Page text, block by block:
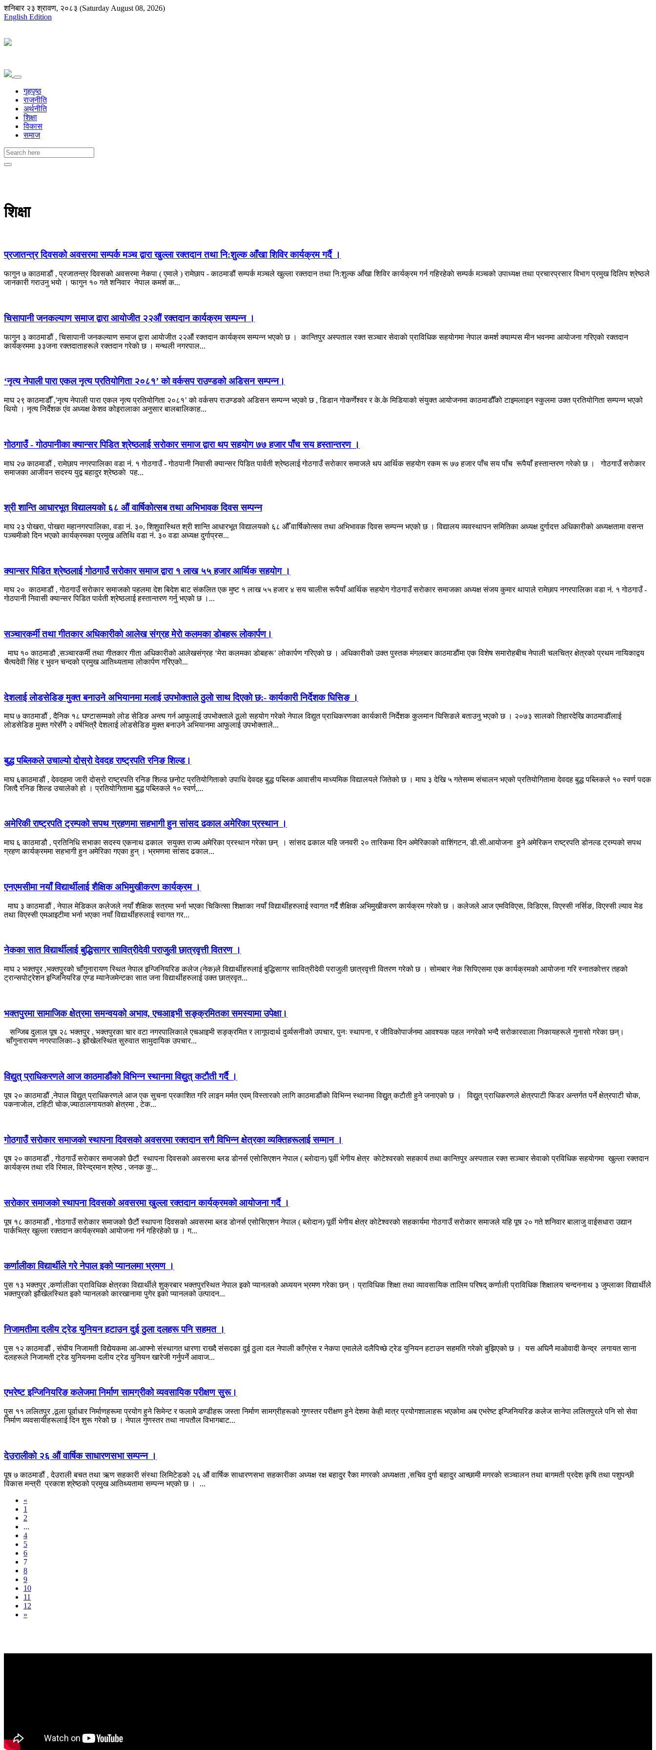
शनिबार २३ श्रावण, २०८३ (Saturday August 08, 2026)
English Edition
गृहपृष्ठ
राजनीति
अर्थनीति
शिक्षा
विकास
समाज
शिक्षा
प्रजातन्त्र दिवसको अवसरमा सम्पर्क मञ्च द्वारा खुल्ला रक्तदान तथा नि:शुल्क आँखा शिविर कार्यक्रम गर्दै ।
फागुन ७ काठमाडौं , प्रजातन्त्र दिवसको अवसरमा नेकपा ( एमाले ) रामेछाप - काठमाडौं सम्पर्क मञ्चले खुल्ला रक्तदान तथा नि:शुल्क आँखा शिविर कार्यक्रम गर्न गहिरहेकाे सम्पर्क मञ्चको उपाध्यक्ष तथा प्रचारप्रसार विभाग प्रमुख दिलिप श्रेष्ठले
जानकारी गराउनु भयाे । फागुन १० गते शनिवार नेपाल कमर्श क...
चिसापानी जनकल्याण समाज द्वारा आयाेजीत २२औं रक्तदान कार्यक्रम सम्पन्न ।
फागुन ३ काठमाडौं , चिसापानी जनकल्याण समाज द्वारा आयाेजीत २२औं रक्तदान कार्यक्रम सम्पन्न भएकाे छ । कान्तिपुर अस्पताल रक्त सञ्चार सेवाकाे प्राविधिक सहयाेगमा नेपाल कमर्श क्याम्पस मीन भवनमा आयाेजना गरिएकाे रक्तदान
कार्यक्रममा ३३जना रक्तदाताहरूले रक्तदान गरेकाे छ । मन्थली नगरपाल...
‘नृत्य नेपाली पारा एकल नृत्य प्रतियोगिता २०८१’ को वर्कसप राउण्डको अडिसन सम्पन्न।
माघ २९ काठमाडौँ ,'नृत्य नेपाली पारा एकल नृत्य प्रतियोगिता २०८१’ को वर्कसप राउण्डको अडिसन सम्पन्न भएको छ , डिडान गोकर्णेश्वर र के.के मिडियाको संयुक्त आयोजनमा काठमाडौँको टाइमलाइन स्कुलमा उक्त प्रतियोगिता सम्पन्न भएको
थियाे । नृत्य निर्देशक एंव अध्यक्ष केशव कोइरालाका अनुसार बालबालिकाह...
गाेठगाउँ - गाेठपानीका क्यान्सर पिडित श्रेष्ठलाई सराेकार समाज द्वारा थप सहयाेग ७७ हजार पाँच सय हस्तान्तरण ।
माघ २७ काठमाडौं , रामेछाप नगरपालिका वडा नं. १ गाेठगाउँ - गाेठपानी निवासी क्यान्सर पिडित पार्वती श्रेष्ठलाई गाेठगाउँ सराेकार समाजले थप आर्थिक सहयाेग रकम रू ७७ हजार पाँच सय पाँच रूपैयाँ हस्तान्तरण गरेकाे छ । गाेठगाउँ सराेकार
समाजका आजीवन सदस्य युद्व बहादुर श्रेष्ठकाे पह...
श्री शान्ति आधारभूत विद्यालयकाे ६८ औं वार्षिकोत्सब तथा अभिभावक दिवस सम्पन्न
माघ २३ पाेखरा, पोखरा महानगरपालिका, वडा नं. ३०, शिशुवास्थित श्री शान्ति आधारभूत विद्यालयको ६८ औँ वार्षिकोत्सव तथा अभिभावक दिवस सम्पन्न भएको छ । विद्यालय व्यवस्थापन समितिका अध्यक्ष दुर्गादत्त अधिकारीको अध्यक्षतामा वसन्त
पञ्चमीको दिन भएको कार्यक्रमका प्रमुख अतिथि वडा नं. ३० वडा अध्यक्ष दुर्गाप्रस...
क्यान्सर पिडित श्रेष्ठलाई गाेठगाउँ सराेकार समाज द्वारा १ लाख ५५ हजार आर्थिक सहयाेग ।
माघ २० काठमाडौं , गाेठगाउँ सराेकार समाजकाे पहलमा देश बिदेश बाट संकलित एक मुष्ट १ लाख ५५ हजार ४ सय चालीस रूपैयाँ आर्थिक सहयाेग गाेठगाउँ सराेकार समाजका अध्यक्ष संजय कुमार थापाले रामेछाप नगरपालिका वडा नं. १ गाेठगाउँ -
गाेठपानी निवासी क्यान्सर पिडित पार्वती श्रेष्ठलाई हस्तान्तरण गर्नु भएकाे छ ।...
सञ्चारकर्मी तथा गीतकार अधिकारीको आलेख संग्रह मेराे कलमका डाेबहरू लाेकार्पण।
माघ १० काठमाडौ ,सञ्चारकर्मी तथा गीतकार गीता अधिकारीको आलेखसंग्रह ‘मेरा कलमका डोबहरू’ लोकार्पण गरिएकाे छ । अधिकारीको उक्त पुस्तक मंगलबार काठमाडौंमा एक विशेष समारोहबीच नेपाली चलचित्र क्षेत्रको प्रथम नायिकाद्वय
चैत्यदेवी सिंह र भुवन चन्दको प्रमुख आतिथ्यतामा लोकार्पण गरिएको...
देशलाई लाेडसेडिङ मुक्त बनाउने अभियानमा मलाई उपभोक्ताले ठुलाे साथ दिएकाे छ:- कार्यकारी निर्देशक घिसिङ ।
माघ ७ काठमाडौं , दैनिक १८ घण्टासम्मको लोड सेडिङ अन्त्य गर्न आफुलाई उपभोक्ताले ठूलो सहयोग गरेको नेपाल विद्युत प्राधिकरणका कार्यकारी निर्देशक कुलमान घिसिङले बताउनु भएको छ । २०७३ सालको तिहारदेखि काठमाडौंलाई
लोडसेडिङ मुक्त गरेसँगै २ वर्षभित्रै देशलाई लोडसेडिङ मुक्त बनाउने अभियानमा आफुलाई उपभोक्ताले...
बुद्ध पब्लिकले उचाल्यो दोस्रो देवदह राष्ट्रपति रनिङ शिल्ड।
माघ ६काठमाडौं , देवदहमा जारी दोस्रो राष्ट्रपति रनिङ शिल्ड छनोट प्रतियोगिताको उपाधि देवदह बुद्ध पब्लिक आवासीय माध्यमिक विद्यालयले जितेको छ । माघ ३ देखि ५ गतेसम्म संचालन भएको प्रतियोगितामा देवदह बुद्ध पब्लिकले १० स्वर्ण पदक
जित्दै रनिङ शिल्ड उचालेको हो । प्रतियोगितामा बुद्ध पब्लिकले १० स्वर्ण,...
अमेरिकी राष्ट्रपति ट्रम्पको सपथ ग्रहणमा सहभागी हुन सांसद ढकाल अमेरिका प्रस्थान ।
माघ ६ काठमाडौ , प्रतिनिधि सभाका सदस्य एकनाथ ढकाल सयुक्त राज्य अमेरिका प्रस्थान गरेका छन् । सांसद ढकाल यहि जनवरी २० तारिकमा दिन अमेरिकाको वाशिंगटन, डी.सी.आयोजना हुने अमेरिकन राष्ट्रपति डोनल्ड ट्रम्पको सपथ
ग्रहण कार्यक्रममा सहभागी हुन अमेरिका गएका हुन् । भ्रमणमा सांसद ढकाल...
एनएमसीमा नयाँ विद्यार्थीलाई शैक्षिक अभिमुखीकरण कार्यक्रम ।
माघ ३ काठमाडौं , नेपाल मेडिकल कलेजले नयाँ शैक्षिक सत्रमा भर्ना भएका चिकित्सा शिक्षाका नयाँ विद्यार्थीहरुलाई स्वागत गर्दै शैक्षिक अभिमुखीकरण कार्यक्रम गरेको छ । कलेजले आज एमविविएस, विडिएस, विएस्सी नर्सिङ, विएस्सी ल्याव मेड
तथा विएस्सी एमआइटीमा भर्ना भएका नयाँ विद्यार्थीहरुलाई स्वागत गर...
नेकका सात विद्यार्थीलाई बुद्धिसागर सावित्रीदेवी पराजुली छात्रवृत्ती वितरण ।
माघ २ भक्तपुर ,भक्तपुरको चाँगुनारायण स्थित नेपाल इन्जिनियरिङ कलेज (नेक)ले विद्यार्थीहरुलाई बुद्धिसागर सावित्रीदेवी पराजुली छात्रवृत्ती वितरण गरेको छ । सोमबार नेक सिपिएसमा एक कार्यक्रमको आयोजना गरि स्नातकोत्तर तहको
ट्रान्सपोट्रेशन इन्जिनियरिङ एण्ड म्यानेजमेन्टका सात जना विद्यार्थीहरुलाई उक्त छात्रवृत...
भक्तपुरमा सामाजिक क्षेत्रमा समन्वयको अभाव, एचआइभी सङ्क्रमितका समस्यामा उपेक्षा।
सन्जिब दुलाल पूष २८ भक्तपुर , भक्तपुरका चार वटा नगरपालिकाले एचआइभी सङ्क्रमित र लागूपदार्थ दुर्व्यसनीको उपचार, पुनः स्थापना, र जीविकोपार्जनमा आवश्यक पहल नगरेको भन्दै सरोकारवाला निकायहरूले गुनासो गरेका छन्।
चाँगुनारायण नगरपालिका–३ झौखेलस्थित सुरुवात सामुदायिक उपचार...
विद्युुत् प्राधिकरणले आज काठमाडौंकाे विभिन्न स्थानमा विद्युुत् कटाैती गर्दै ।
पूष २० काठमाडौं ,नेपाल विद्युुत् प्राधिकरणले आज एक सुचना प्रकाशित गरि लाइन मर्मत एवम् विस्तारकाे लागि काठमाडौंकाे विभिन्न स्थानमा विद्युुत् कटाैती हुने जनाएकाे छ । विद्युुत् प्राधिकरणले क्षेत्रपाटी फिडर अन्तर्गत पर्ने क्षेत्रपाटी चाेक,
पकनाजाेल, टहिटी चाेक,ज्याठालगायतकाे क्षेत्रमा , टेक...
गाेठगाउँ सराेकार समाजकाे स्थापना दिवसको अवसरमा रक्तदान सगै विभिन्न क्षेत्रका व्यक्तिहरूलाई सम्मान ।
पूष २० काठमाडौं , गाेठगाउँ सराेकार समाजको छैटौं स्थापना दिवसको अवसरमा ब्लड डाेनर्स एसाेसिएशन नेपाल ( ब्लाेदान) पूर्वी भेगीय क्षेत्र काेटेश्वरकाे सहकार्य तथा कान्तिपुर अस्पताल रक्त सञ्चार सेवाकाे प्रविधिक सहयाेगमा खुल्ला रक्तदान
कार्यक्रम तथा रवि रिमाल, विरेन्द्रमान श्रेष्ठ , जनक कु...
सराेकार समाजकाे स्थापना दिवसको अवसरमा खुल्ला रक्तदान कार्यक्रमकाे आयाेजना गर्दै ।
पूष १८ काठमाडौं , गाेठगाउँ सराेकार समाजको छैटौं स्थापना दिवसको अवसरमा ब्लड डाेनर्स एसाेसिएशन नेपाल ( ब्लाेदान) पूर्वी भेगीय क्षेत्र काेटेश्वरकाे सहकार्यमा गाेठगाउँ सराेकार समाजले यहि पूष २० गते शनिवार बालाजु वाईसधारा उद्यान
पार्कभित्र खुल्ला रक्तदान कार्यक्रमकाे आयाेजना गर्न गहिरहेकाे छ । ग...
कर्णालीका विद्यार्थीले गरे नेपाल इको प्यानलमा भ्रमण ।
पुस १३ भक्तपुर ,कर्णालीका प्राविधिक क्षेत्रका विद्यार्थीले शुक्रबार भक्तपुरस्थित नेपाल इको प्यानलको अध्ययन भ्रमण गरेका छन् । प्राविधिक शिक्षा तथा व्यावसायिक तालिम परिषद् कर्णाली प्राविधिक शिक्षालय चन्दननाथ ३ जुम्लाका विद्यार्थीले
भक्तपुरको झौखेलस्थित इको प्यानलको कारखानामा पुगेर इको प्यानलको उत्पादन...
निजामतीमा दलीय ट्रेड युनियन हटाउन दुई ठुला दलहरू पनि सहमत ।
पुस १२ काठमाडौं , संघीय निजामती विद्येेयकमा आ-आफ्नाे संस्थागत धारणा राख्दै संसदका दुई ठुला दल नेपाली काँग्रेस र नेकपा एमालेले दलैपिच्छे ट्रेड युनियन हटाउन सहमति गरेकाे बुझिएको छ । यस अघिनै माओवादी केन्द्र लगायत साना
दलहरूले निजामती ट्रेड युनियनमा दलीय ट्रेड युनियन खारेजी गर्नुपर्ने आवाज...
एभरेष्ट इन्जिनियरिङ कलेजमा निर्माण सामग्रीको व्यवसायिक परीक्षण सुरू।
पुस ११ ललितपुर ,ठूला पूर्वाधार निर्माणहरूमा प्रयोग हुने सिमेन्ट र फलामे डण्डीहरू जस्ता निर्माण सामग्रीहरूको गुणस्तर परीक्षण हुने देशमा केही मात्र प्रयोगशालाहरू भएकोमा अब एभरेष्ट इन्जिनियरिङ कलेज सानेपा ललितपुरले पनि सो सेवा
निर्माण व्यवसायीहरूलाई दिन शुरू गरेको छ । नेपाल गुणस्तर तथा नापतौल विभागबाट...
देउरालीकाे २६ औं वार्षिक साधारणसभा सम्पन्न ।
पूष ७ काठमाडौं , देउराली बचत तथा ऋण सहकारी संस्था लिमिटेडको २६ औं वार्षिक साधारणसभा सहकारीका अध्यक्ष रक्ष बहादुर रैका मगरकाे अध्यक्षता ,सचिव दुर्गा बहादुर आच्छामी मगरकाे सञ्चालन तथा बागमती प्रदेश कृषि तथा पशुपन्छी
विकास मन्त्री प्रकाश श्रेष्ठको प्रमुख आतिथ्यतामा सम्पन्न भएकाे छ । ...
«
1
2
...
4
5
6
7
8
9
10
11
12
»